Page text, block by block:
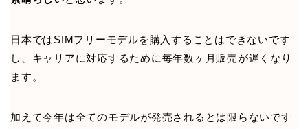
日本ではSIMフリーモデルを購入することはできないです
し、キャリアに対応するために毎年数ヶ月販売が遅くなり
ます。
加えて今年は全てのモデルが発売されるとは限らないです